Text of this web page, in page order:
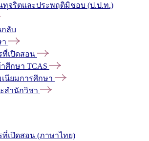
ทุจริตและประพฤติมิชอบ (ป.ป.ท.)
ลับ
เปิดสอน
ศึกษา TCAS
นียมการศึกษา
สำนักวิชา
เปิดสอน (ภาษาไทย)